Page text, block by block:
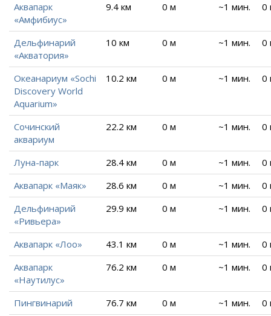
Аквапарк
«Амфибиус»
9.4 км 0 м ~1 мин. 0
Дельфинарий
«Акватория»
10 км 0 м ~1 мин. 0
Океанариум «Sochi
Discovery World
Aquarium»
10.2 км 0 м ~1 мин. 0
Сочинский
аквариум
22.2 км 0 м ~1 мин. 0
Луна-парк 28.4 км 0 м ~1 мин.
0
Аквапарк «Маяк»
28.6 км 0 м ~1 мин.
0
Дельфинарий
«Ривьера»
29.9 км 0 м ~1 мин. 0
Аквапарк «Лоо» 43.1 км 0 м ~1 мин.
0
Аквапарк
«Наутилус»
76.2 км 0 м ~1 мин. 0
Пингвинарий 76.7 км 0 м ~1 мин. 0